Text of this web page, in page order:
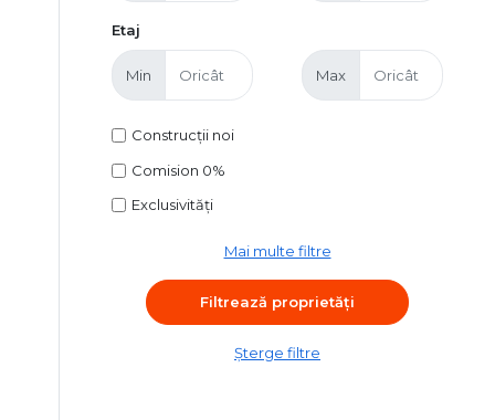
Etaj
Min Max
Construcții noi
Comision 0%
Exclusivități
Mai multe filtre
Șterge filtre